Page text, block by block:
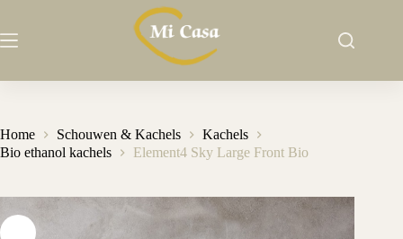
de
Home Schouwen & Kachels
Kachels
Bio ethanol kachels
Element4 Sky Large Front Bio